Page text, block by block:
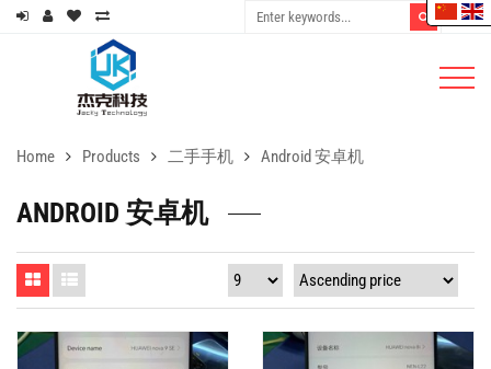
Home Products 二手手机 Android 安卓机
ANDROID 安卓机